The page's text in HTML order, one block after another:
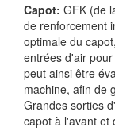
Capot: GFK (de
de renforcement
optimale du
entrées d'air
peut ainsi être
machine, afin de
Grandes sorties
capot à l'avant et